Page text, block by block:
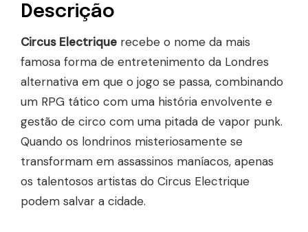
Descrição
Circus Electrique recebe o nome da mais
famosa forma de entretenimento da Londres
alternativa em que o jogo se passa, combinando
um RPG tático com uma história envolvente e
gestão de circo com uma pitada de vapor punk.
Quando os londrinos misteriosamente se
transformam em assassinos maníacos, apenas
os talentosos artistas do Circus Electrique
podem salvar a cidade.